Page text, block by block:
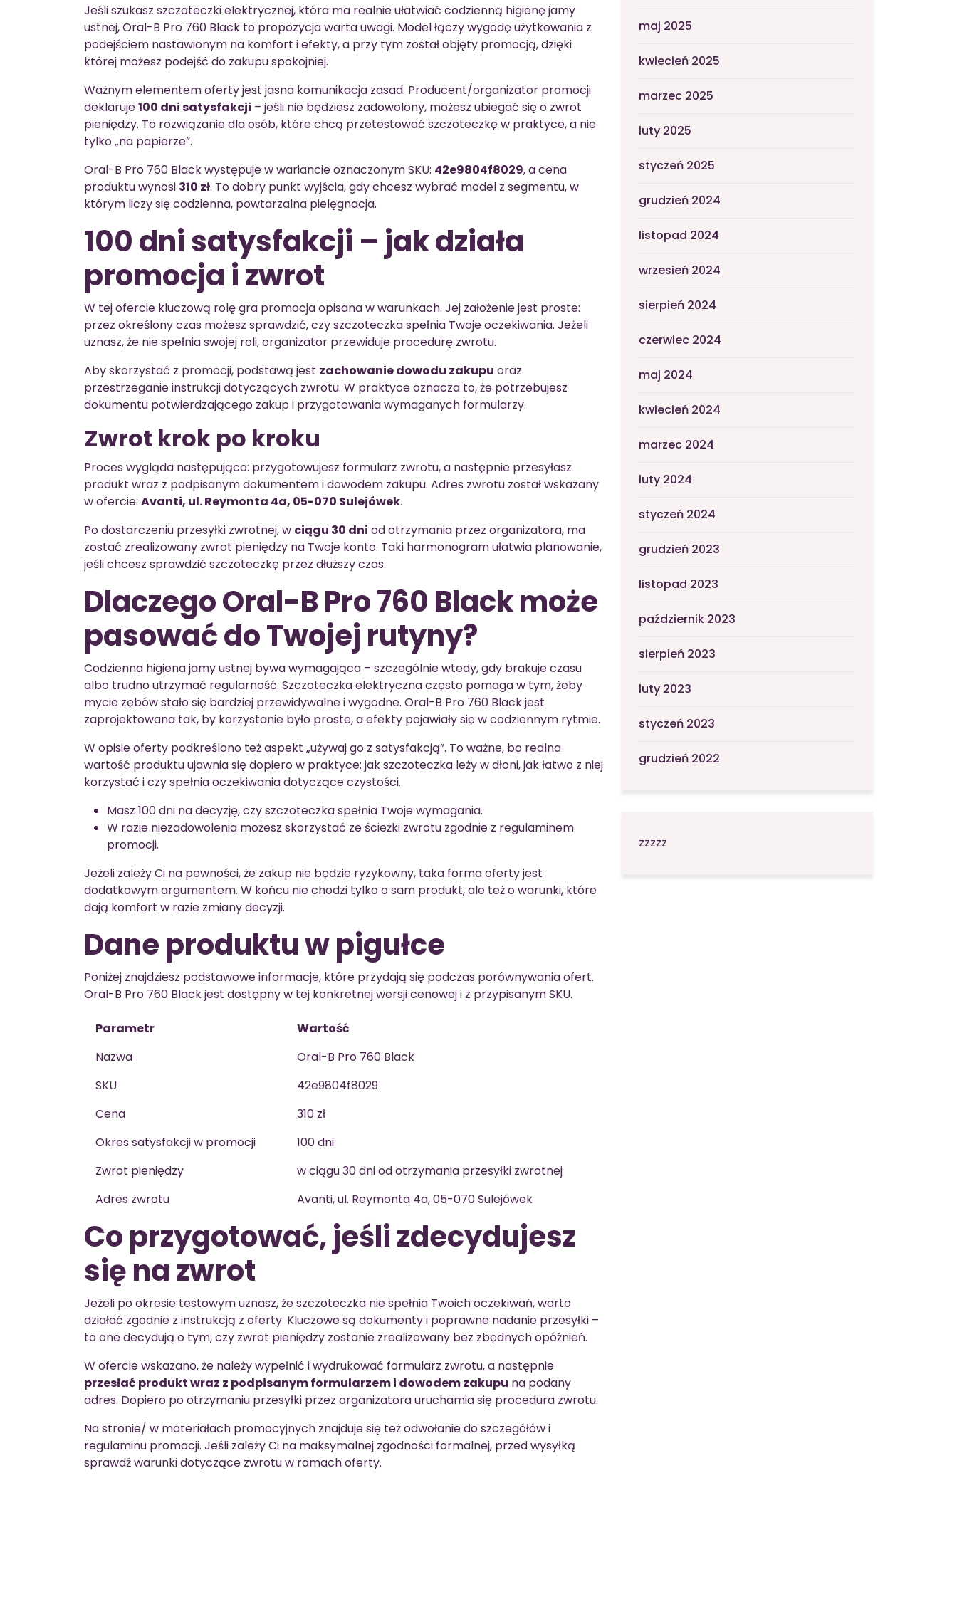
Jeśli szukasz szczoteczki elektrycznej, która ma realnie ułatwiać codzienną higienę jamy
ustnej, Oral-B Pro 760 Black to propozycja warta uwagi. Model łączy wygodę użytkowania z
podejściem nastawionym na komfort i efekty, a przy tym został objęty promocją, dzięki
której możesz podejść do zakupu spokojniej.
Ważnym elementem oferty jest jasna komunikacja zasad. Producent/organizator promocji
deklaruje100 dni satysfakcji – jeśli nie będziesz zadowolony, możesz ubiegać się o zwrot
pieniędzy. To rozwiązanie dla osób, które chcą przetestować szczoteczkę w praktyce, a nie
tylko „na papierze”.
Oral-B Pro 760 Black występuje w wariancie oznaczonym SKU: 42e9804f8029, a cena
produktu wynosi 310 zł. To dobry punkt wyjścia, gdy chcesz wybrać model z segmentu, w
którym liczy się codzienna, powtarzalna pielęgnacja.
100 dni satysfakcji – jak działa
promocja i zwrot
W tej ofercie kluczową rolę gra promocja opisana w warunkach. Jej założenie jest proste:
przez określony czas możesz sprawdzić, czy szczoteczka spełnia Twoje oczekiwania. Jeżeli
uznasz, że nie spełnia swojej roli, organizator przewiduje procedurę zwrotu.
Aby skorzystać z promocji, podstawą jest zachowanie dowodu zakupu oraz
przestrzeganie instrukcji dotyczących zwrotu. W praktyce oznacza to, że potrzebujesz
dokumentu potwierdzającego zakup i przygotowania wymaganych formularzy.
Zwrot krok po kroku
Proces wygląda następująco: przygotowujesz formularz zwrotu, a następnie przesyłasz
produkt wraz z podpisanym dokumentem i dowodem zakupu. Adres zwrotu został wskazany
w ofercie: Avanti, ul. Reymonta 4a, 05-070 Sulejówek.
Po dostarczeniu przesyłki zwrotnej, w ciągu 30 dni od otrzymania przez organizatora, ma
zostać zrealizowany zwrot pieniędzy na Twoje konto. Taki harmonogram ułatwia planowanie,
jeśli chcesz sprawdzić szczoteczkę przez dłuższy czas.
Dlaczego Oral-B Pro 760 Black może
pasować do Twojej rutyny?
Codzienna higiena jamy ustnej bywa wymagająca – szczególnie wtedy, gdy brakuje czasu
albo trudno utrzymać regularność. Szczoteczka elektryczna często pomaga w tym, żeby
mycie zębów stało się bardziej przewidywalne i wygodne. Oral-B Pro 760 Black jest
zaprojektowana tak, by korzystanie było proste, a efekty pojawiały się w codziennym rytmie.
W opisie oferty podkreślono też aspekt „używaj go z satysfakcją”. To ważne, bo realna
wartość produktu ujawnia się dopiero w praktyce: jak szczoteczka leży w dłoni, jak łatwo z niej
korzystać i czy spełnia oczekiwania dotyczące czystości.
Masz 100 dni na decyzję, czy szczoteczka spełnia Twoje wymagania.
W razie niezadowolenia możesz skorzystać ze ścieżki zwrotu zgodnie z regulaminem
promocji.
Jeżeli zależy Ci na pewności, że zakup nie będzie ryzykowny, taka forma oferty jest
dodatkowym argumentem. W końcu nie chodzi tylko o sam produkt, ale też o warunki, które
dają komfort w razie zmiany decyzji.
Dane produktu w pigułce
Poniżej znajdziesz podstawowe informacje, które przydają się podczas porównywania ofert.
Oral-B Pro 760 Black jest dostępny w tej konkretnej wersji cenowej i z przypisanym SKU.
Parametr
Wartość
Nazwa
Oral-B Pro 760 Black
SKU
42e9804f8029
Cena
310 zł
Okres satysfakcji w promocji
100 dni
Zwrot pieniędzy
w ciągu 30 dni od otrzymania przesyłki zwrotnej
Adres zwrotu
Avanti, ul. Reymonta 4a, 05-070 Sulejówek
Co przygotować, jeśli zdecydujesz
się na zwrot
Jeżeli po okresie testowym uznasz, że szczoteczka nie spełnia Twoich oczekiwań, warto
działać zgodnie z instrukcją z oferty. Kluczowe są dokumenty i poprawne nadanie przesyłki –
to one decydują o tym, czy zwrot pieniędzy zostanie zrealizowany bez zbędnych opóźnień.
W ofercie wskazano, że należy wypełnić i wydrukować formularz zwrotu, a następnie
przesłać produkt wraz z podpisanym formularzem i dowodem zakupu na podany
adres. Dopiero po otrzymaniu przesyłki przez organizatora uruchamia się procedura zwrotu.
Na stronie/ w materiałach promocyjnych znajduje się też odwołanie do szczegółów i
regulaminu promocji. Jeśli zależy Ci na maksymalnej zgodności formalnej, przed wysyłką
sprawdź warunki dotyczące zwrotu w ramach oferty.
maj 2025
kwiecień 2025
marzec 2025
luty 2025
styczeń 2025
grudzień 2024
listopad 2024
wrzesień 2024
sierpień 2024
czerwiec 2024
maj 2024
kwiecień 2024
marzec 2024
luty 2024
styczeń 2024
grudzień 2023
listopad 2023
październik 2023
sierpień 2023
luty 2023
styczeń 2023
grudzień 2022
zzzzz